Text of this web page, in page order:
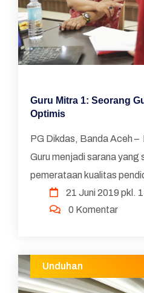
Guru Mitra 1: Seorang Guru Harus
Optimis
PG Dikdas, Banda Aceh
Guru menjadi sarana yang
pemerataan kualitas
Pasalnya melalui program
memberikan ...
21 Juni 2019 pkl.
0 Komentar
Unduhan